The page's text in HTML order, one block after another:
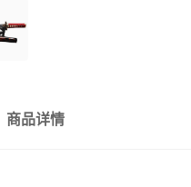
商品详情